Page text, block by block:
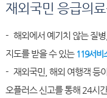
재외국민 응급의
- 해외에서 예기치 않는 질
지도를 받을 수 있는 119서비
- 재외국민, 해외 여행객 등
오플러스 신고를 통해 24시